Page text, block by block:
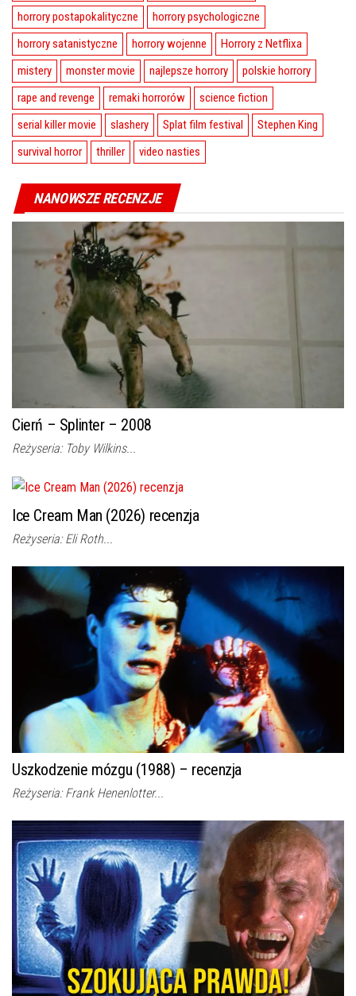
horrory postapokalityczne
horrory psychologiczne
horrory satanistyczne
horrory wojenne
Horrory z Netflixa
mistery
monster movie najlepsze horrory
polskie horrory
rape and revenge
remaki horrorów
science fiction
serial killer movie
slashery Splat film festival
Stephen King
survival horror
thriller video nasties
NANOWSZE RECENZJE
Cierń – Splinter – 2008
Reżyseria: Toby Wilkins...
Ice Cream Man (2026) recenzja
Reżyseria: Eli Roth...
Uszkodzenie mózgu (1988) – recenzja
Reżyseria: Frank Henenlotter...